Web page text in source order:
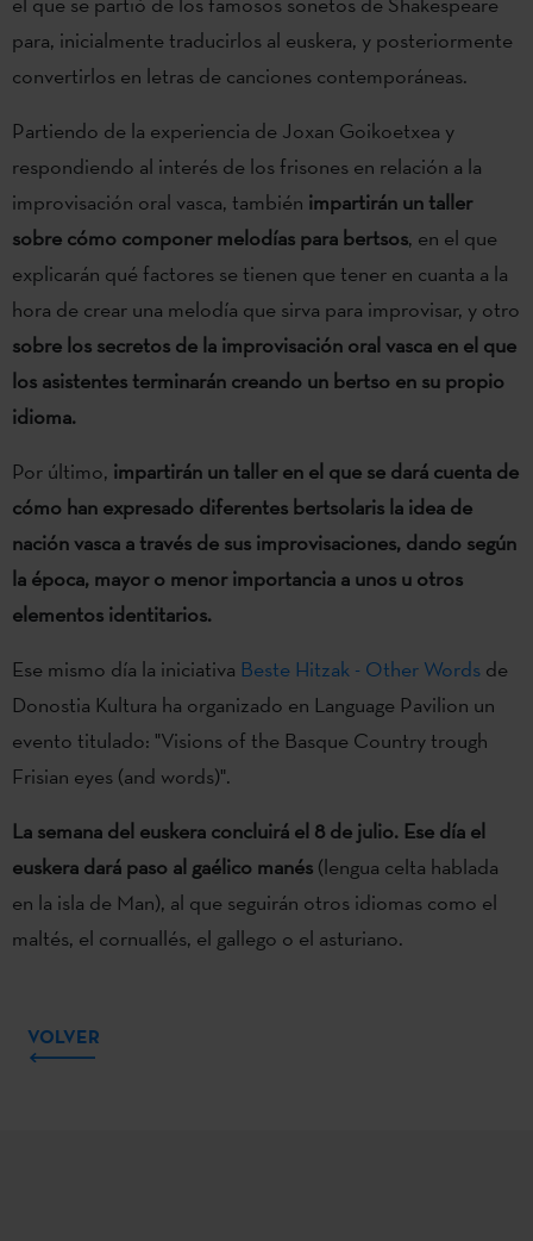
para, inicialmente traducirlos al euskera, y posteriormente
convertirlos en letras de canciones contemporáneas.
Partiendo de la experiencia de Joxan Goikoetxea y
respondiendo al interés de los frisones en relación a la
improvisación oral vasca, también impartirán un taller
sobre cómo componer melodías para bertsos, en el que
explicarán qué factores se tienen que tener en cuanta a la
hora de crear una melodía que sirva para improvisar, y otro
sobre los secretos de la improvisación oral vasca en el que
los asistentes terminarán creando un bertso en su propio
idioma.
Por último, impartirán un taller en el que se dará cuenta de
cómo han expresado diferentes bertsolaris la idea de
nación vasca a través de sus improvisaciones, dando según
la época, mayor o menor importancia a unos u otros
elementos identitarios.
Ese mismo día la iniciativa Beste Hitzak - Other Words de
Donostia Kultura ha organizado en Language Pavilion un
evento titulado: "Visions of the Basque Country trough
Frisian eyes (and words)".
La semana del euskera concluirá el 8 de julio. Ese día el
euskera dará paso al gaélico manés (lengua celta hablada
en la isla de Man), al que seguirán otros idiomas como el
maltés, el cornuallés, el gallego o el asturiano.
VOLVER